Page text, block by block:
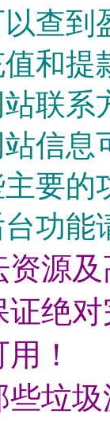
查到
和提
联系
信
要的
功
源
绝
！
垃